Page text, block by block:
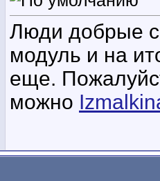
Люди добрые
модуль и на
еще.
можно